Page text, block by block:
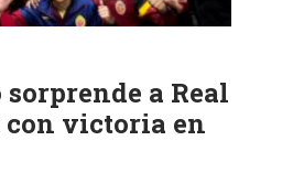
sorprende a Real
con victoria en